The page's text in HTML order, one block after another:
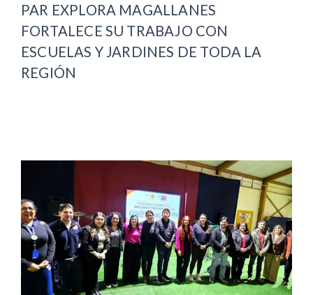
PAR EXPLORA MAGALLANES
FORTALECE SU TRABAJO CON
ESCUELAS Y JARDINES DE TODA LA
REGIÓN